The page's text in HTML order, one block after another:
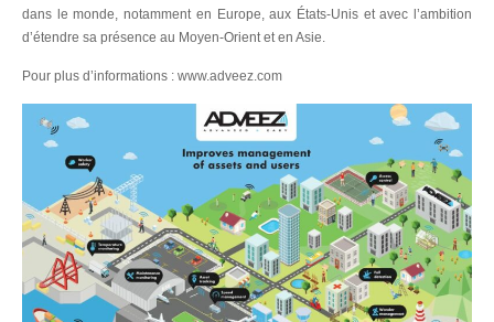
dans le monde, notamment en Europe, aux États-Unis et avec l’ambition
d’étendre sa présence au Moyen-Orient et en Asie.
Pour plus d’informations : www.adveez.com